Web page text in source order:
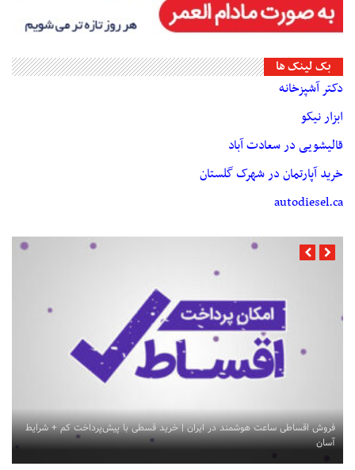
بک لینک ها
دکتر آشپزخانه
ابزار نیکو
قالیشویی در سعادت آباد
خرید آپارتمان در شهرک گلستان
autodiesel.ca
فروش اقساطی ساعت هوشمند در ایران | خرید قسطی با پیش‌پرداخت کم + شرایط
آسان